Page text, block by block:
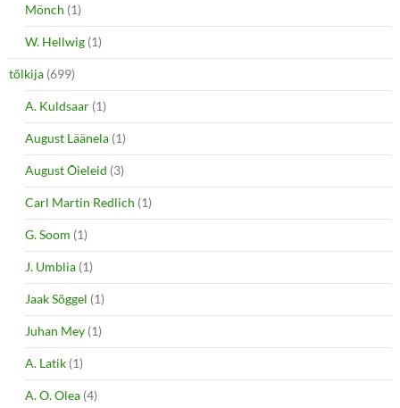
Mönch (1)
W. Hellwig (1)
tõlkija (699)
A. Kuldsaar (1)
August Läänela (1)
August Õieleid (3)
Carl Martin Redlich (1)
G. Soom (1)
J. Umblia (1)
Jaak Sõggel (1)
Juhan Mey (1)
A. Latik (1)
A. O. Olea (4)